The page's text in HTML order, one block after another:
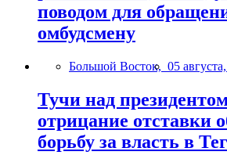
поводом для
омбудсмену
Большой Восток, 05
Тучи над
отрицание отставки
борьбу за власть в